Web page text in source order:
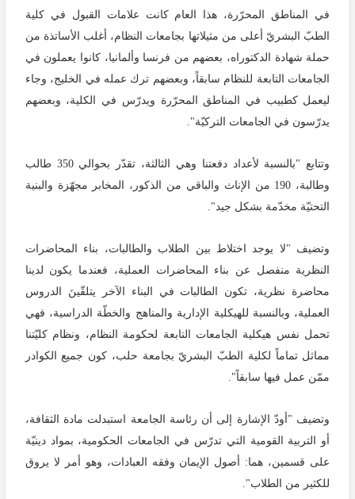
في المناطق المحرّرة، هذا العام كانت علامات القبول في كلية
الطبّ البشريّ أعلى من مثيلاتها بجامعات النظام، أغلب الأساتذة من
حملة شهادة الدكتوراه، بعضهم من فرنسا وألمانيا، كانوا يعملون في
الجامعات التابعة للنظام سابقاً، وبعضهم ترك عمله في الخليج، وجاء
ليعمل كطبيب في المناطق المحرّرة ويدرّس في الكلية، وبعضهم
يدرّسون في الجامعات التركيّة".
وتتابع "بالنسبة لأعداد دفعتنا وهي الثالثة، تقدّر بحوالي 350 طالب
وطالبة، 190 من الإناث والباقي من الذكور، المخابر مجهّزة والبنية
التحتيّة مخدّمة بشكل جيد".
وتضيف "لا يوجد اختلاط بين الطلاب والطالبات، بناء المحاضرات
النظرية منفصل عن بناء المحاضرات العملية، فعندما يكون لدينا
محاضرة نظرية، تكون الطالبات في البناء الآخر يتلقّينَ الدروس
العملية، وبالنسبة للهيكلية الإدارية والمناهج والخطّة الدراسية، فهي
تحمل نفس هيكلية الجامعات التابعة لحكومة النظام، ونظام كليّتنا
مماثل تماماً لكلية الطبّ البشريّ بجامعة حلب، كون جميع الكوادر
ممّن عمل فيها سابقاً".
وتضيف "أودّ الإشارة إلى أن رئاسة الجامعة استبدلت مادة الثقافة،
أو التربية القومية التي تدرّس في الجامعات الحكومية، بمواد دينيّة
على قسمين، هما: أصول الإيمان وفقه العبادات، وهو أمر لا يروق
للكثير من الطلاب".